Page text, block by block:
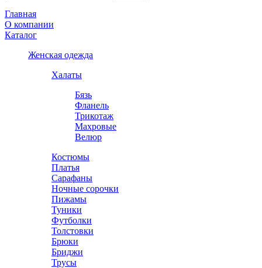
Главная
О компании
Каталог
Женская одежда
Халаты
Бязь
Фланель
Трикотаж
Махровые
Велюр
Костюмы
Платья
Сарафаны
Ночные сорочки
Пижамы
Туники
Футболки
Толстовки
Брюки
Бриджи
Трусы